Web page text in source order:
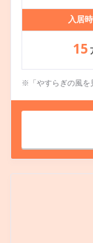
入居
15
※「やすらぎの風を